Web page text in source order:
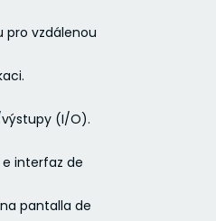
pro vzdálenou
(I/O).
interfaz de
pantalla de